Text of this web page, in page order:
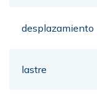
desplazamiento
lastre